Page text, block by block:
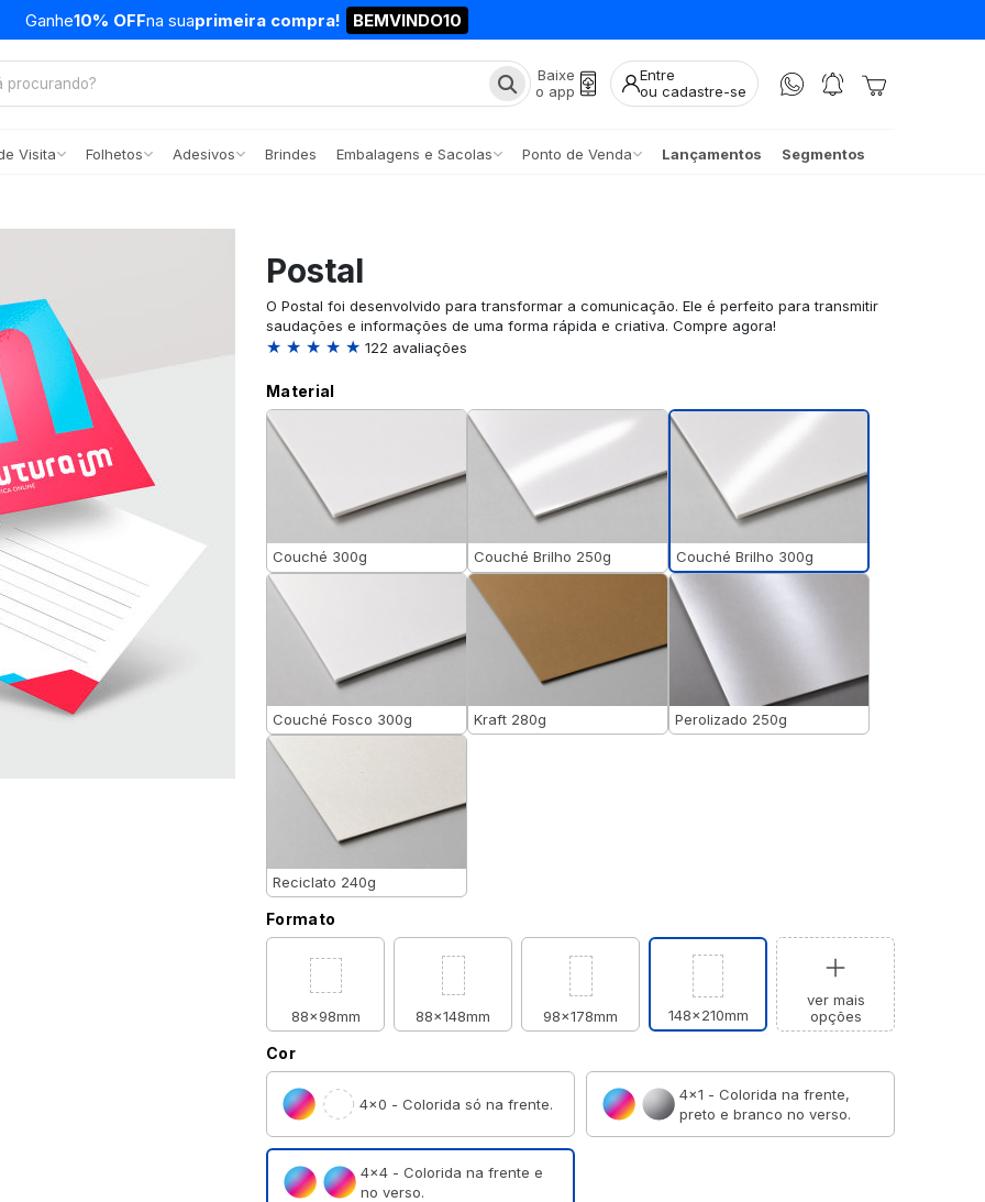
Ganhe10% OFFna suaprimeira compra! BEMVINDO10
Baixe
o app
Entre
ou cadastre-se
Visita Folhetos Adesivos Brindes Embalagens e Sacolas Ponto de Venda Lançamentos Segmentos
Postal
O Postal foi desenvolvido para transformar a comunicação. Ele é perfeito para transmitir
saudações e informações de uma forma rápida e criativa. Compre agora!
★ ★ ★ ★ ★ 122 avaliações
Material
Couché 300g Couché Brilho 250g Couché Brilho 300g
Couché Fosco 300g Kraft 280g Perolizado 250g
Reciclato 240g
Formato
88x98mm 88x148mm 98x178mm 148x210mm
ver mais
opções
Cor
4×0 - Colorida só na frente.
4×1 - Colorida na frente,
preto e branco no verso.
4×4 - Colorida na frente e
no verso.